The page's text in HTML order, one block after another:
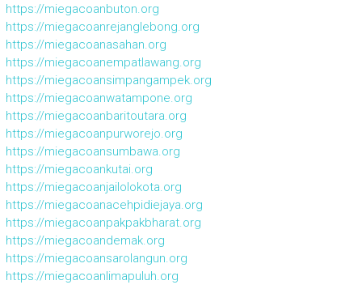
https://miegacoanbuton.org
https://miegacoanrejanglebong.org
https://miegacoanasahan.org
https://miegacoanempatlawang.org
https://miegacoansimpangampek.org
https://miegacoanwatampone.org
https://miegacoanbaritoutara.org
https://miegacoanpurworejo.org
https://miegacoansumbawa.org
https://miegacoankutai.org
https://miegacoanjailolokota.org
https://miegacoanacehpidiejaya.org
https://miegacoanpakpakbharat.org
https://miegacoandemak.org
https://miegacoansarolangun.org
https://miegacoanlimapuluh.org